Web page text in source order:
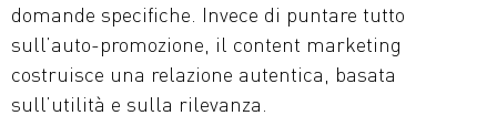
domande specifiche. Invece di puntare tutto
sull’auto-promozione, il content marketing
costruisce una relazione autentica, basata
sull’utilità e sulla rilevanza.